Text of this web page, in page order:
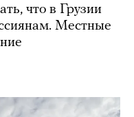
что в Грузии
Местные